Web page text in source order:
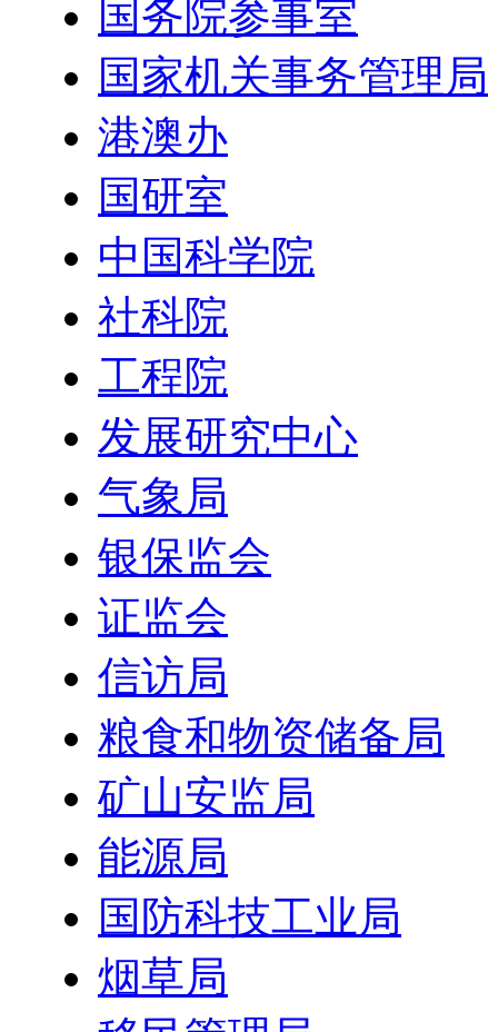
国务院参事室
国家机关事务管理局
港澳办
国研室
中国科学院
社科院
工程院
发展研究中心
气象局
银保监会
证监会
信访局
粮食和物资储备局
矿山安监局
能源局
国防科技工业局
烟草局